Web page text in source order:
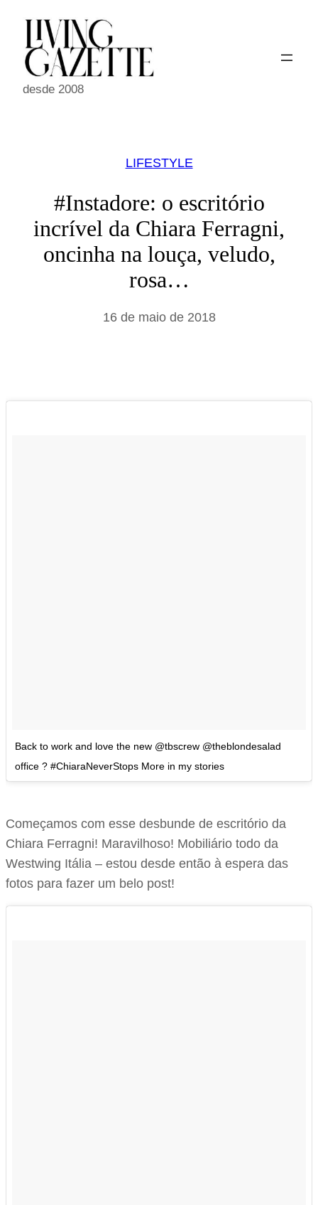
conteúdo
desde 2008
LIFESTYLE
#Instadore: o escritório
incrível da Chiara Ferragni,
oncinha na louça, veludo,
rosa…
16 de maio de 2018
Back to work and love the new @tbscrew @theblondesalad
office ? #ChiaraNeverStops More in my stories
Começamos com esse desbunde de escritório da
Chiara Ferragni! Maravilhoso! Mobiliário todo da
Westwing Itália – estou desde então à espera das
fotos para fazer um belo post!